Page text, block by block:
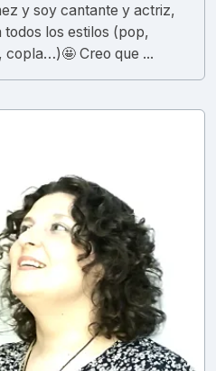
y soy cantante y actriz,
los estilos (pop,
Creo que ...